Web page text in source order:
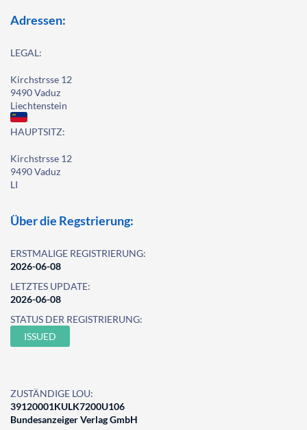
Adressen:
LEGAL:
Kirchstrsse 12
9490 Vaduz
Liechtenstein
HAUPTSITZ:
Kirchstrsse 12
9490 Vaduz
LI
Über die Regstrierung:
ERSTMALIGE REGISTRIERUNG:
2026-06-08
LETZTES UPDATE:
2026-06-08
STATUS DER REGISTRIERUNG:
ISSUED
ZUSTÄNDIGE LOU:
39120001KULK7200U106
Bundesanzeiger Verlag GmbH